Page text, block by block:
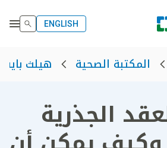
ENGLISH
المكتبة الصحية هيلث بايت
الجذرية